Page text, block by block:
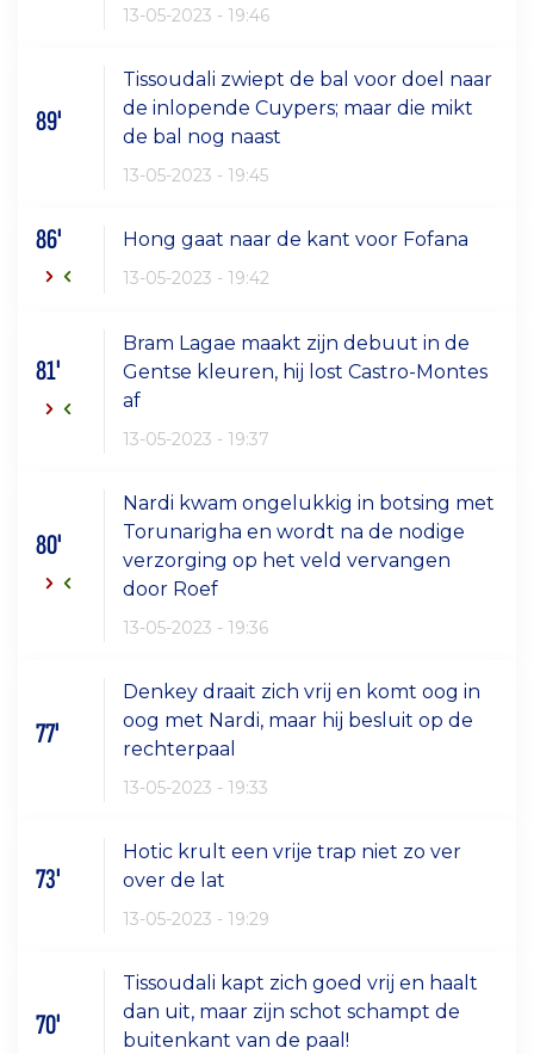
13-05-2023 - 19:46
89'
Tissoudali zwiept de bal voor doel naar
de inlopende Cuypers; maar die mikt
de bal nog naast
13-05-2023 - 19:45
86' Hong gaat naar de kant voor Fofana
13-05-2023 - 19:42
81'
Bram Lagae maakt zijn debuut in de
Gentse kleuren, hij lost Castro-Montes
af
13-05-2023 - 19:37
80'
Nardi kwam ongelukkig in botsing met
Torunarigha en wordt na de nodige
verzorging op het veld vervangen
door Roef
13-05-2023 - 19:36
77'
Denkey draait zich vrij en komt oog in
oog met Nardi, maar hij besluit op de
rechterpaal
13-05-2023 - 19:33
73'
Hotic krult een vrije trap niet zo ver
over de lat
13-05-2023 - 19:29
70'
Tissoudali kapt zich goed vrij en haalt
dan uit, maar zijn schot schampt de
buitenkant van de paal!